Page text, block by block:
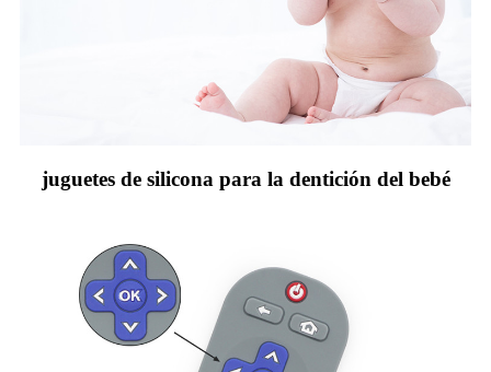
juguetes de silicona para la dentición del bebé